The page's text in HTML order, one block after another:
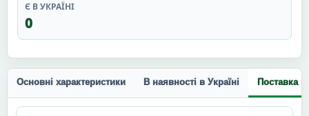
Є В УКРАЇНІ
0
Основні характеристики В наявності в Україні Поставка